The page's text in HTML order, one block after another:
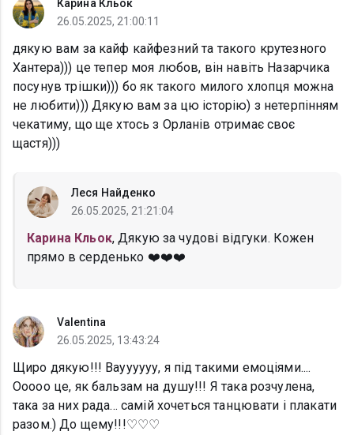
Карина Кльок
26.05.2025, 21:00:11
дякую вам за кайф кайфезний та такого крутезного
Хантера))) це тепер моя любов, він навіть Назарчика
посунув трішки))) бо як такого милого хлопця можна
не любити))) Дякую вам за цю історію) з нетерпінням
чекатиму, що ще хтось з Орланів отримає своє
щастя)))
Леся Найденко
26.05.2025, 21:21:04
Карина Кльок, Дякую за чудові відгуки. Кожен
прямо в серденько ❤️❤️❤️
Valentina
26.05.2025, 13:43:24
Щиро дякую!!! Вауууууу, я під такими емоціями....
Ооооо це, як бальзам на душу!!! Я така розчулена,
така за них рада... самій хочеться танцювати і плакати
разом.) До щему!!!♡♡♡